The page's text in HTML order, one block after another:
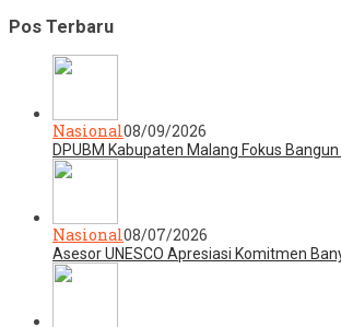
Pos Terbaru
Nasional08/09/2026
DPUBM Kabupaten Malang Fokus Bangun
Nasional08/07/2026
Asesor UNESCO Apresiasi Komitmen